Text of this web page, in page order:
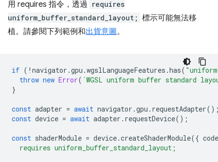
用 requires 指令，透過 requires
uniform_buffer_standard_layout; 標示可能無法移
植。請參閱下列範例和出貨意圖。
if ( ! navigator .gpu .wgslLanguageFeatures .has(
throw new Error( `WGSL uniform buffer standard
}
const adapter = await navigator .gpu . requestAdapter
const device = await adapter . requestDevice();
const shaderModule = device.createShaderModule({ code
  requires uniform_buffer_standard_layout;